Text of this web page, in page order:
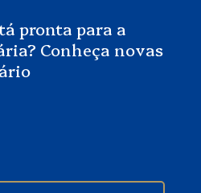
pronta para a
Conheça novas